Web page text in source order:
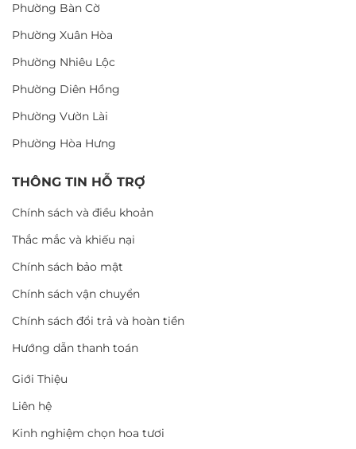
Phường Bàn Cờ
Phường Xuân Hòa
Phường Nhiêu Lộc
Phường Diên Hồng
Phường Vườn Lài
Phường Hòa Hưng
THÔNG TIN HỖ TRỢ
Chính sách và điều khoản
Thắc mắc và khiếu nại
Chính sách bảo mật
Chính sách vận chuyển
Chính sách đổi trả và hoàn tiền
Hướng dẫn thanh toán
Giới Thiệu
Liên hệ
Kinh nghiệm chọn hoa tươi